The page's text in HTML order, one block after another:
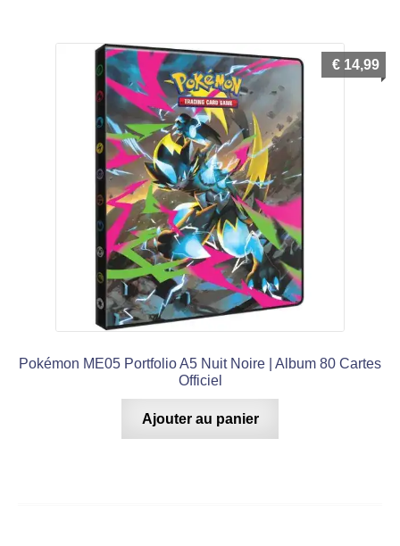
Pokémon ME05 Portfolio A5 Nuit Noire | Album 80 Cartes
Officiel
€ 14,99
Ajouter au panier